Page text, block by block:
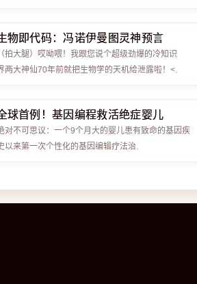
物即代码：冯诺伊曼图灵神预言
（拍大腿）哎呦喂！我跟您说个超级劲爆的冷知识
大神仙70年前就把生物学的天机给泄露啦！<.
球首例！基因编程救活绝症婴儿
对不可思议：一个9个月大的婴儿患有致命的基因疾
以来第一次个性化的基因编辑疗法治.